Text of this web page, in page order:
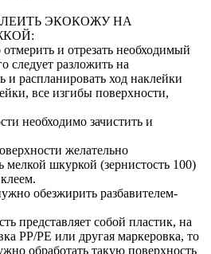
ЭКОКОЖУ НА
и отрезать необходимый
следует разложить на
и распланировать ход наклейки
все изгибы поверхности,
необходимо зачистить и
желательно
мелкой шкуркой (зернистость 100)
обезжирить разбавителем-
представляет собой пластик, на
PP/PE или другая маркеровка, то
обработать такую поверхность